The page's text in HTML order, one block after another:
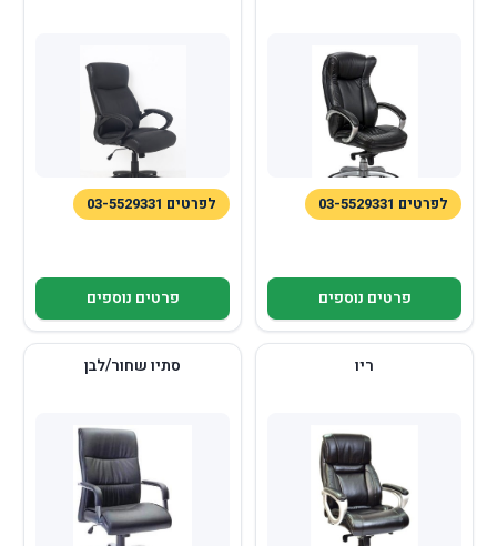
לפרטים 03-5529331
פרטים נוספים
לפרטים 03-5529331
פרטים נוספים
ריו סתיו שחור/לבן